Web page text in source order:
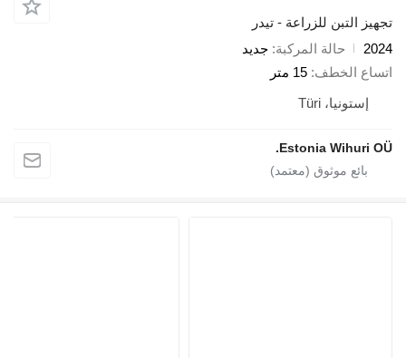
تجهيز التبن للزراعة - تيدر
2024
حالة المركبة جديد
اتساع الخطف 15 متر
إستونيا، Türi
Estonia Wihuri OÜ.